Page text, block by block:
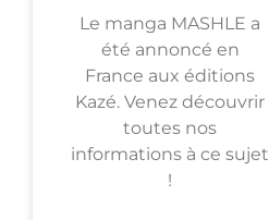
Le manga MASHLE a
été annoncé en
France aux éditions
Kazé. Venez découvrir
toutes nos
informations à ce sujet
!